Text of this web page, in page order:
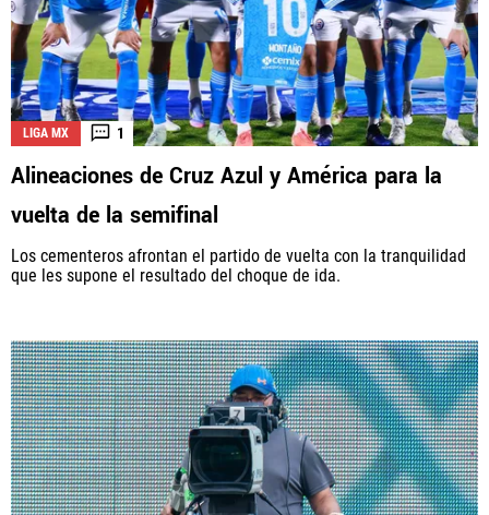
LIGA MX 1
Alineaciones de Cruz Azul y América para la
vuelta de la semifinal
Los cementeros afrontan el partido de vuelta con la tranquilidad
que les supone el resultado del choque de ida.